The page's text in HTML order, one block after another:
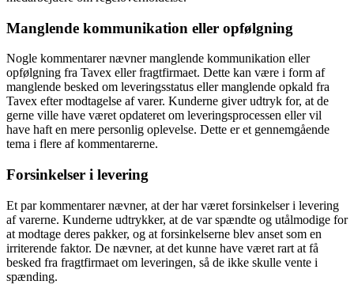
Manglende kommunikation eller opfølgning
Nogle kommentarer nævner manglende kommunikation eller
opfølgning fra Tavex eller fragtfirmaet. Dette kan være i form af
manglende besked om leveringsstatus eller manglende opkald fra
Tavex efter modtagelse af varer. Kunderne giver udtryk for, at de
gerne ville have været opdateret om leveringsprocessen eller vil
have haft en mere personlig oplevelse. Dette er et gennemgående
tema i flere af kommentarerne.
Forsinkelser i levering
Et par kommentarer nævner, at der har været forsinkelser i levering
af varerne. Kunderne udtrykker, at de var spændte og utålmodige for
at modtage deres pakker, og at forsinkelserne blev anset som en
irriterende faktor. De nævner, at det kunne have været rart at få
besked fra fragtfirmaet om leveringen, så de ikke skulle vente i
spænding.